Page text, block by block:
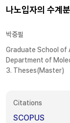
나노입자의 수계
박중필
Graduate School of
Department of
3. Theses(Master)
Citations
SCOPUS